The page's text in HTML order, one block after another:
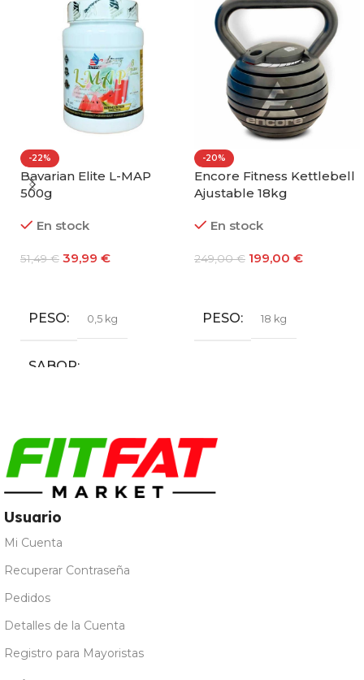
-22%
Bavarian Elite L-MAP
500g
En stock
51,49€ 39,99 €
PESO 0,5 kg
SABOR
-20%
Encore Fitness Kettlebell
Ajustable 18kg
En stock
249,00€ 199,00 €
PESO 18 kg
Usuario
Mi Cuenta
Recuperar Contraseña
Pedidos
Detalles de la Cuenta
Registro para Mayoristas